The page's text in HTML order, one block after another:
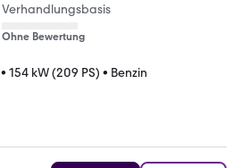
Verhandlungsbasis
Ohne Bewertung
• 154 kW (209 PS) • Benzin